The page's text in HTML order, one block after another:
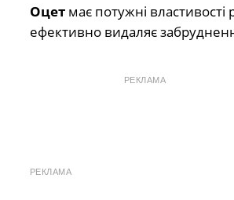
Оцет має потужні
ефективно видаляє
РЕКЛАМА
РЕКЛАМА